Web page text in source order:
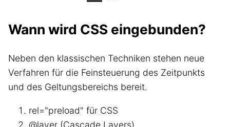
Wann wird CSS eingebunden?
Neben den klassischen Techniken stehen neue
Verfahren für die Feinsteuerung des Zeitpunkts
und des Geltungsbereichs bereit.
rel="preload" für CSS
@layer (Cascade Layers)